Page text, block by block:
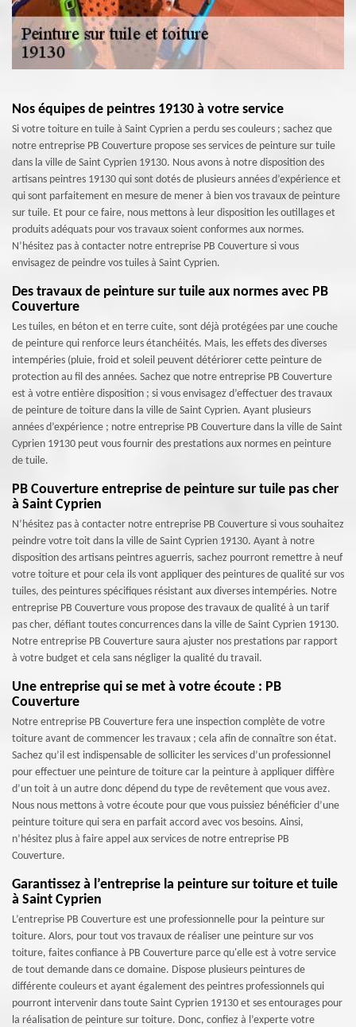
Nos équipes de peintres 19130 à votre service
Si votre toiture en tuile à Saint Cyprien a perdu ses couleurs ; sachez que
notre entreprise PB Couverture propose ses services de peinture sur tuile
dans la ville de Saint Cyprien 19130. Nous avons à notre disposition des
artisans peintres 19130 qui sont dotés de plusieurs années d’expérience et
qui sont parfaitement en mesure de mener à bien vos travaux de peinture
sur tuile. Et pour ce faire, nous mettons à leur disposition les outillages et
produits adéquats pour vos travaux soient conformes aux normes.
N’hésitez pas à contacter notre entreprise PB Couverture si vous
envisagez de peindre vos tuiles à Saint Cyprien.
Des travaux de peinture sur tuile aux normes avec PB
Couverture
Les tuiles, en béton et en terre cuite, sont déjà protégées par une couche
de peinture qui renforce leurs étanchéités. Mais, les effets des diverses
intempéries (pluie, froid et soleil peuvent détériorer cette peinture de
protection au fil des années. Sachez que notre entreprise PB Couverture
est à votre entière disposition ; si vous envisagez d’effectuer des travaux
de peinture de toiture dans la ville de Saint Cyprien. Ayant plusieurs
années d’expérience ; notre entreprise PB Couverture dans la ville de Saint
Cyprien 19130 peut vous fournir des prestations aux normes en peinture
de tuile.
PB Couverture entreprise de peinture sur tuile pas cher
à Saint Cyprien
N’hésitez pas à contacter notre entreprise PB Couverture si vous souhaitez
peindre votre toit dans la ville de Saint Cyprien 19130. Ayant à notre
disposition des artisans peintres aguerris, sachez pourront remettre à neuf
votre toiture et pour cela ils vont appliquer des peintures de qualité sur vos
tuiles, des peintures spécifiques résistant aux diverses intempéries. Notre
entreprise PB Couverture vous propose des travaux de qualité à un tarif
pas cher, défiant toutes concurrences dans la ville de Saint Cyprien 19130.
Notre entreprise PB Couverture saura ajuster nos prestations par rapport
à votre budget et cela sans négliger la qualité du travail.
Une entreprise qui se met à votre écoute : PB
Couverture
Notre entreprise PB Couverture fera une inspection complète de votre
toiture avant de commencer les travaux ; cela afin de connaître son état.
Sachez qu’il est indispensable de solliciter les services d’un professionnel
pour effectuer une peinture de toiture car la peinture à appliquer diffère
d’un toit à un autre donc dépend du type de revêtement que vous avez.
Nous nous mettons à votre écoute pour que vous puissiez bénéficier d’une
peinture toiture qui sera en parfait accord avec vos besoins. Ainsi,
n’hésitez plus à faire appel aux services de notre entreprise PB
Couverture.
Garantissez à l’entreprise la peinture sur toiture et tuile
à Saint Cyprien
L’entreprise PB Couverture est une professionnelle pour la peinture sur
toiture. Alors, pour tout vos travaux de réaliser une peinture sur vos
toiture, faites confiance à PB Couverture parce qu'elle est à votre service
de tout demande dans ce domaine. Dispose plusieurs peintures de
différente couleurs et ayant également des peintres professionnels qui
pourront intervenir dans toute Saint Cyprien 19130 et ses entourages pour
la réalisation de peinture sur toiture. Donc, confiez à l’experte votre